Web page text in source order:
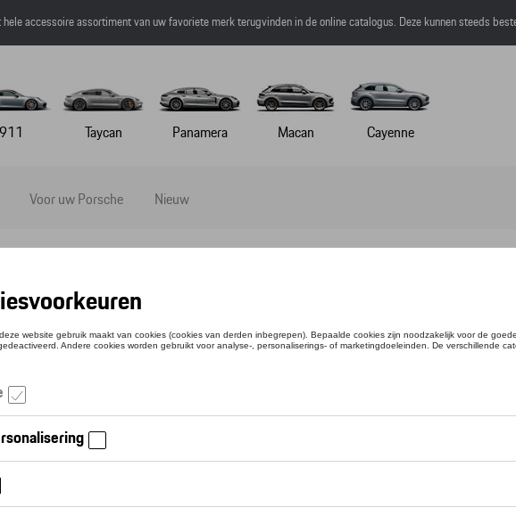
accessoire assortiment van uw favoriete merk terugvinden in de online catalogus. Deze kunnen steeds
911 Taycan Panamera Macan Cayenne
Voor uw Porsche Nieuw
OIL DRUM SEAT – 917 SALZBURG
Referentie: WAP0501010MSFS
Contacteer uw dealer om te bestellen
It's almost a shame to sit on it - the high quality refined oil drum in the 917 Salzburg design.